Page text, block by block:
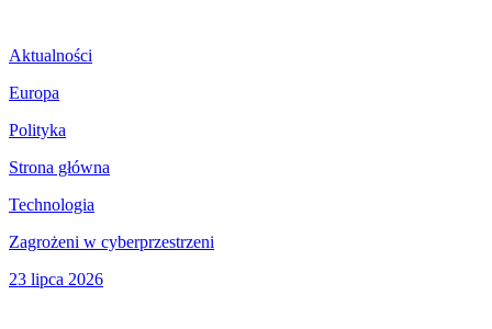
Aktualności
Europa
Polityka
Strona główna
Technologia
Zagrożeni w cyberprzestrzeni
23 lipca 2026